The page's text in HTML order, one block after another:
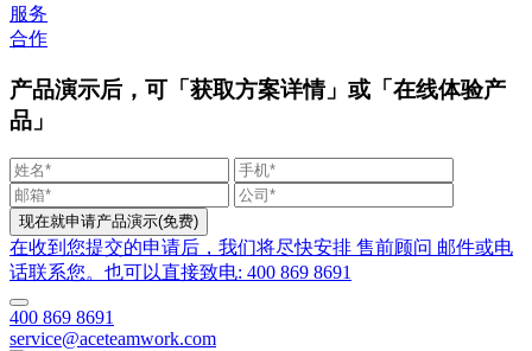
服务
合作
产品演示后，可「获取方案详情」或「在线体验产
品」
在收到您提交的申请后，我们将尽快安排 售前顾问 邮件或电
话联系您。也可以直接致电: 400 869 8691
400 869 8691
service@aceteamwork.com